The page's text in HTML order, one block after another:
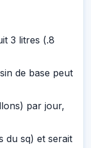
3 litres (.8
de base peut
par jour,
du sq) et serait